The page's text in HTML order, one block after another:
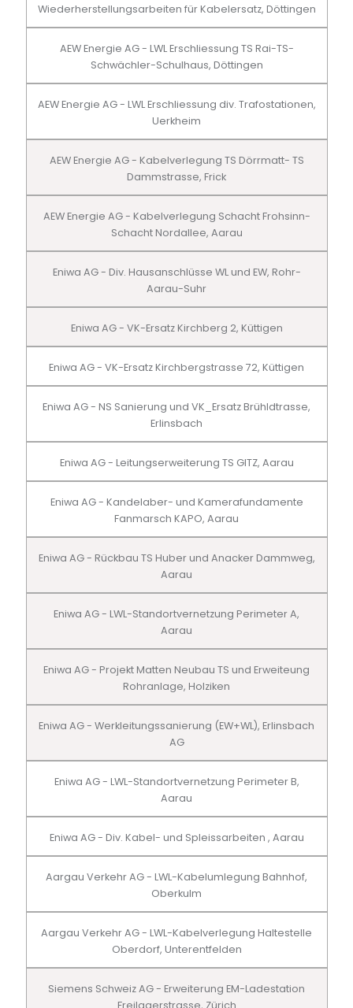
Wiederherstellungsarbeiten für Kabelersatz, Döttingen
AEW Energie AG - LWL Erschliessung TS Rai-TS-
Schwächler-Schulhaus, Döttingen
AEW Energie AG - LWL Erschliessung div. Trafostationen,
Uerkheim
AEW Energie AG - Kabelverlegung TS Dörrmatt- TS
Dammstrasse, Frick
AEW Energie AG - Kabelverlegung Schacht Frohsinn-
Schacht Nordallee, Aarau
Eniwa AG - Div. Hausanschlüsse WL und EW, Rohr-
Aarau-Suhr
Eniwa AG - VK-Ersatz Kirchberg 2, Küttigen
Eniwa AG - VK-Ersatz Kirchbergstrasse 72, Küttigen
Eniwa AG - NS Sanierung und VK_Ersatz Brühldtrasse,
Erlinsbach
Eniwa AG - Leitungserweiterung TS GITZ, Aarau
Eniwa AG - Kandelaber- und Kamerafundamente
Fanmarsch KAPO, Aarau
Eniwa AG - Rückbau TS Huber und Anacker Dammweg,
Aarau
Eniwa AG - LWL-Standortvernetzung Perimeter A,
Aarau
Eniwa AG - Projekt Matten Neubau TS und Erweiteung
Rohranlage, Holziken
Eniwa AG - Werkleitungssanierung (EW+WL), Erlinsbach
AG
Eniwa AG - LWL-Standortvernetzung Perimeter B,
Aarau
Eniwa AG - Div. Kabel- und Spleissarbeiten , Aarau
Aargau Verkehr AG - LWL-Kabelumlegung Bahnhof,
Oberkulm
Aargau Verkehr AG - LWL-Kabelverlegung Haltestelle
Oberdorf, Unterentfelden
Siemens Schweiz AG - Erweiterung EM-Ladestation
Freilagerstrasse, Zürich